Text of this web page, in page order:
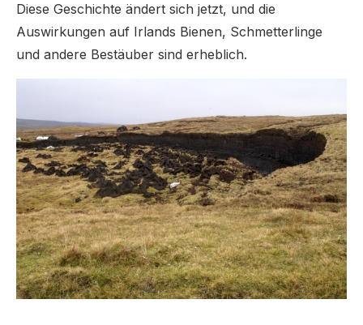
Diese Geschichte ändert sich jetzt, und die
Auswirkungen auf Irlands Bienen, Schmetterlinge
und andere Bestäuber sind erheblich.